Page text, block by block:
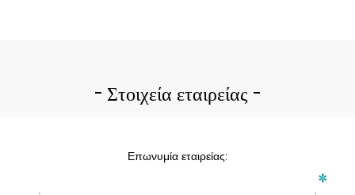
Στοιχεία εταιρείας
Επωνυμία εταιρείας:
*